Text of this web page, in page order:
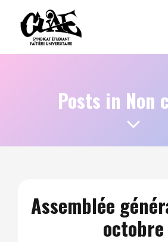
Posts in Non
Assemblée
octobre